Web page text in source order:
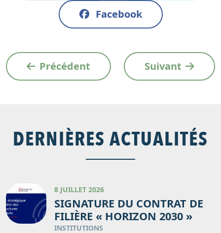
Facebook
Précédent Suivant
DERNIÈRES ACTUALITÉS
8 JUILLET 2026
SIGNATURE DU CONTRAT DE
FILIÈRE « HORIZON 2030 »
INSTITUTIONS